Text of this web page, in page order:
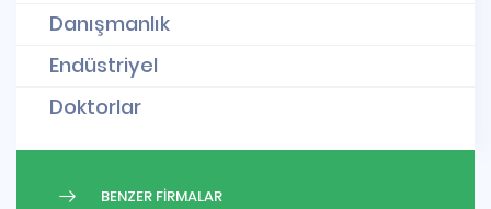
Danışmanlık
Endüstriyel
Doktorlar
BENZER FİRMALAR